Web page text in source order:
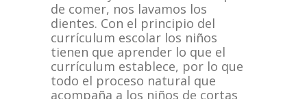
de comer, nos lavamos los
dientes. Con el principio del
currículum escolar los niños
tienen que aprender lo que el
currículum establece, por lo que
todo el proceso natural que
acompaña a los niños de cortas